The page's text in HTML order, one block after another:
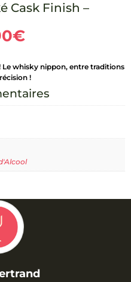
Cask Finish –
€
Le whisky nippon, entre traditions
!